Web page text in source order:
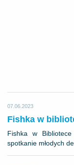
07.06.2023
Fishka w
Fishka w
spotkanie młodych